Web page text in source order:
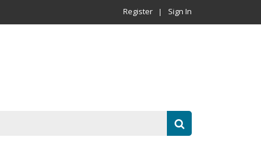
Register Sign In